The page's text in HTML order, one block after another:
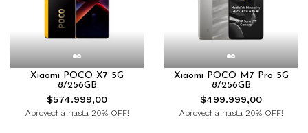
Xiaomi POCO X7 5G
8/256GB
$574.999,00
Aprovechá hasta 20% OFF!
Xiaomi POCO M7 Pro 5G
8/256GB
$499.999,00
Aprovechá hasta 20% OFF!